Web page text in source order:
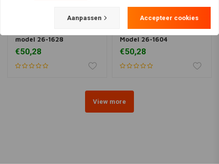
model 26-1628
€50,28
Carburateur Revisie Set
Model 26-1604
€50,28
View more
Aanpassen Accepteer cookies